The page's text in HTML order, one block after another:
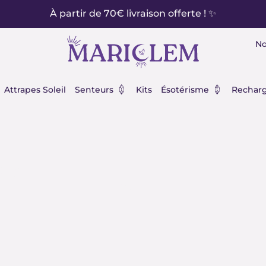
À partir de 70€ livraison offerte ! ✨
Attrapes Soleil Senteurs Ouvrir Senteurs
Kits Ésotérisme Ouvrir